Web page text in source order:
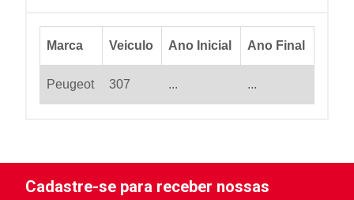
Marca Veiculo Ano Inicial Ano Final
Peugeot 307 ... ...
Cadastre-se para receber nossas